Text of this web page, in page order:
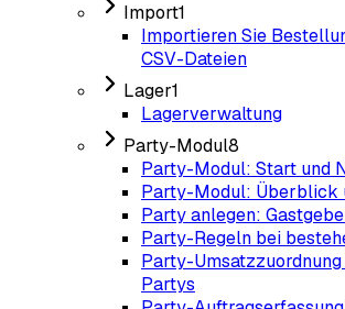
Import1
Importieren Sie
CSV-Dateien
Lager1
Lagerverwaltung
Party-Modul8
Party-Modul: Start und
Party-Modul: Überblick
Party anlegen:
Party-Regeln bei
Party-
Partys